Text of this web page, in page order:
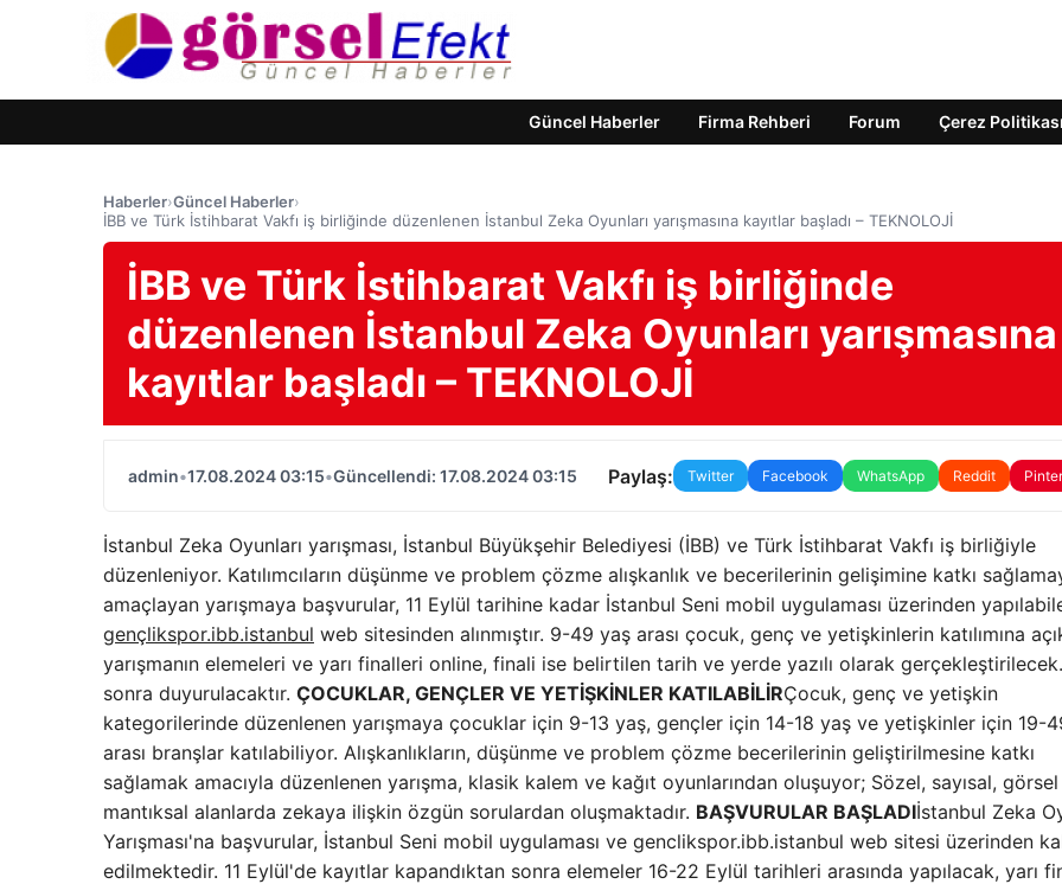
Güncel Haberler Firma Rehberi Forum Çerez Politikası
Haberler›Güncel Haberler›
İBB ve Türk İstihbarat Vakfı iş birliğinde düzenlenen İstanbul Zeka Oyunları yarışmasına kayıtlar başladı – TEKNOLOJİ
İBB ve Türk İstihbarat Vakfı iş birliğinde
düzenlenen İstanbul Zeka Oyunları yarışmasına
kayıtlar başladı – TEKNOLOJİ
admin•17.08.2024 03:15•Güncellendi: 17.08.2024 03:15 Paylaş: Twitter Facebook WhatsApp Reddit
İstanbul Zeka Oyunları yarışması, İstanbul Büyükşehir Belediyesi (İBB) ve Türk İstihbarat Vakfı iş birliğiyle
düzenleniyor. Katılımcıların düşünme ve problem çözme alışkanlık ve becerilerinin gelişimine katkı
amaçlayan yarışmaya başvurular, 11 Eylül tarihine kadar İstanbul Seni mobil uygulaması üzerinden
gençlikspor.ibb.istanbul web sitesinden alınmıştır. 9-49 yaş arası çocuk, genç ve yetişkinlerin katılımına
yarışmanın elemeleri ve yarı finalleri online, finali ise belirtilen tarih ve yerde yazılı olarak
sonra duyurulacaktır. ÇOCUKLAR, GENÇLER VE YETİŞKİNLER KATILABİLİRÇocuk, genç ve yetişkin
kategorilerinde düzenlenen yarışmaya çocuklar için 9-13 yaş, gençler için 14-18 yaş ve yetişkinler için 19-
arası branşlar katılabiliyor. Alışkanlıkların, düşünme ve problem çözme becerilerinin geliştirilmesine katkı
sağlamak amacıyla düzenlenen yarışma, klasik kalem ve kağıt oyunlarından oluşuyor; Sözel, sayısal,
mantıksal alanlarda zekaya ilişkin özgün sorulardan oluşmaktadır. BAŞVURULAR BAŞLADIİstanbul Zeka
Yarışması'na başvurular, İstanbul Seni mobil uygulaması ve genclikspor.ibb.istanbul web sitesi üzerinden
edilmektedir. 11 Eylül'de kayıtlar kapandıktan sonra elemeler 16-22 Eylül tarihleri ​​arasında yapılacak, yarı